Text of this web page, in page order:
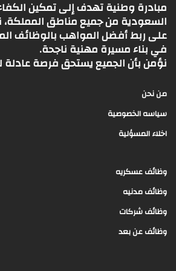
مبادرة وطنية تهدف إلى تمكين
السعودية من جميع مناطق
على ربط أفضل المواهب بالوظائف
في بناء مسيرة مهنية ناجحة.
نؤمن بأن الجميع يستحق فرصة عادلة
من نحن
سياسه الخصوصية
اخلاء المسؤلية
وظائف عسكريه
وظائف مدنيه
وظائف شركات
وظائف عن بعد